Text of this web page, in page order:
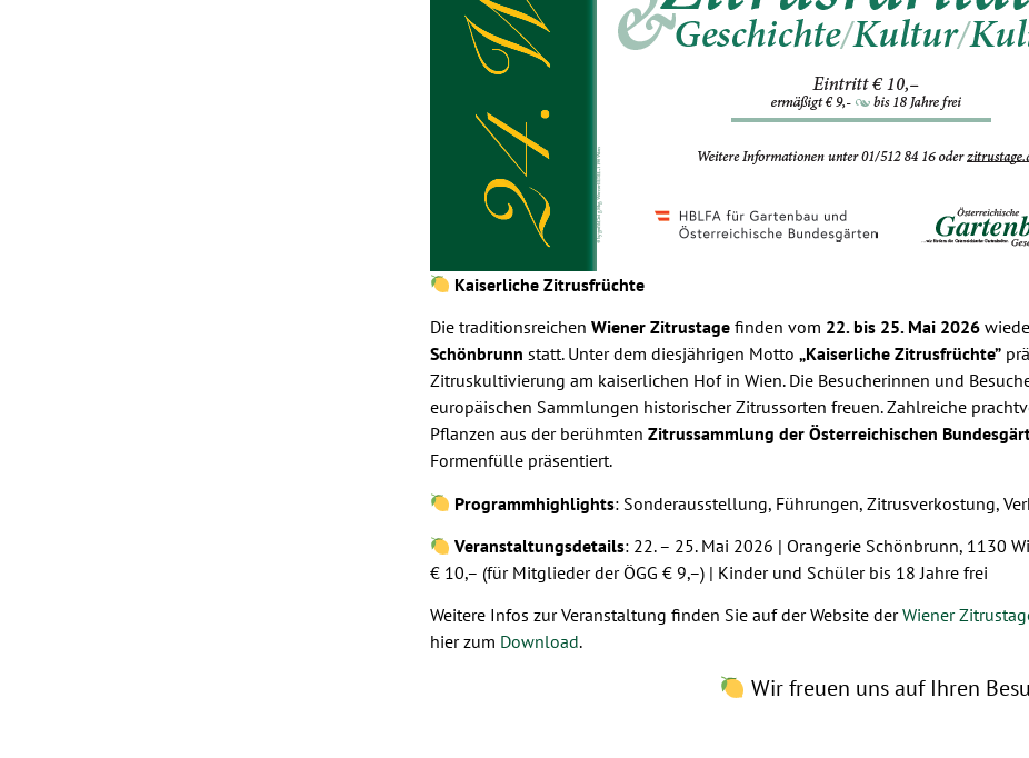
Kaiserliche Zitrusfrüchte
Die traditionsreichen Wiener Zitrustage finden vom 22. bis 25. Mai 2026
Schönbrunn statt. Unter dem diesjährigen Motto „Kaiserliche Zitrusfrüchte”
Zitruskultivierung am kaiserlichen Hof in Wien. Die Besucherinnen und
europäischen Sammlungen historischer Zitrussorten freuen. Zahlreiche
Pflanzen aus der berühmten Zitrussammlung der Österreichischen
Formenfülle präsentiert.
Programmhighlights: Sonderausstellung, Führungen, Zitrusverkostung,
Veranstaltungsdetails: 22. – 25. Mai 2026 | Orangerie Schönbrunn, 1130
€ 10,– (für Mitglieder der ÖGG € 9,–) | Kinder und Schüler bis 18 Jahre frei
Weitere Infos zur Veranstaltung finden Sie auf der Website derWiener
hier zum Download.
Wir freuen uns auf Ihren